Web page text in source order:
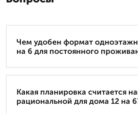
Чем удобен формат
на 6 для постоянного
Какая планировка считается
рациональной для дома 12 на